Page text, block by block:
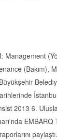
Management
(Bakım),
2013 6.
EMBARQ